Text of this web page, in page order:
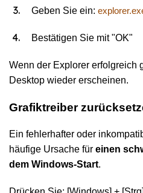
Geben Sie ein:
Bestätigen Sie mit "OK"
Wenn der Explorer erfolgreich
Desktop wieder erscheinen.
Grafiktreiber
Ein fehlerhafter oder
häufige Ursache für einen
dem Windows-Start.